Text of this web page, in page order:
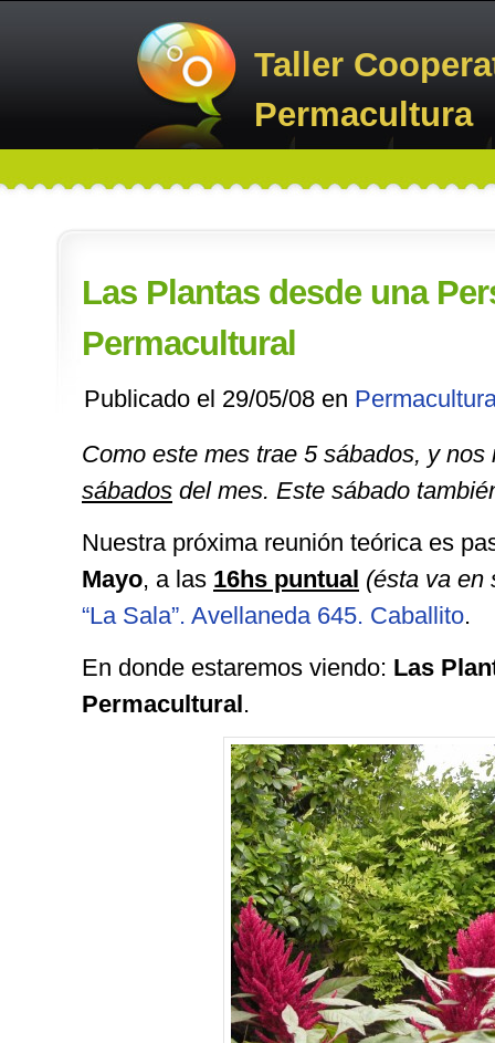
Taller
Permacultura
Las Plantas desde una
Permacultural
Publicado el 29/05/08 en
Como este mes trae 5 sábados, y
sábados del mes. Este sábado
Nuestra próxima reunión teórica es
Mayo, a las 16hs puntual (ésta va en
“La Sala”. Avellaneda 645. Caballito.
En donde estaremos viendo: Las
Permacultural.